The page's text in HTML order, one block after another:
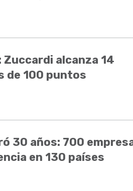
alcanza 14
de 100 puntos
30 años: 700
en 130 países